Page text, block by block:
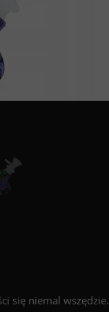
się niemal wszędzie.